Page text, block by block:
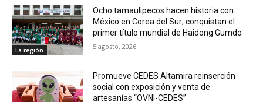
La región
Ocho tamaulipecos hacen historia con
México en Corea del Sur; conquistan el
primer título mundial de Haidong Gumdo
5 agosto, 2026
Promueve CEDES Altamira reinserción
social con exposición y venta de
artesanías “OVNI-CEDES”